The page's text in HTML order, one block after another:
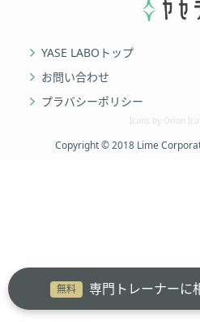
無料 専門トレーナーに
YASE LABOトップ
お問い合わせ
プラバシーポリシー
Icons by Orion
Copyright © 2018 Lime